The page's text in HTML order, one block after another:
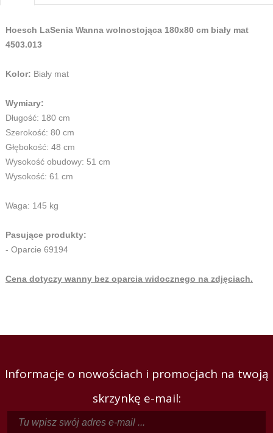
Hoesch LaSenia Wanna wolnostojąca 180x80 cm biały mat
4503.013
Kolor: Biały mat
Wymiary:
Długość: 180 cm
Szerokość: 80 cm
Głębokość: 48 cm
Wysokość obudowy: 51 cm
Wysokość: 61 cm
Waga: 145 kg
Pasujące produkty:
- Oparcie 69194
Cena dotyczy wanny bez oparcia widocznego na zdjęciach.
Informacje o nowościach i promocjach na twoją
skrzynkę e-mail: